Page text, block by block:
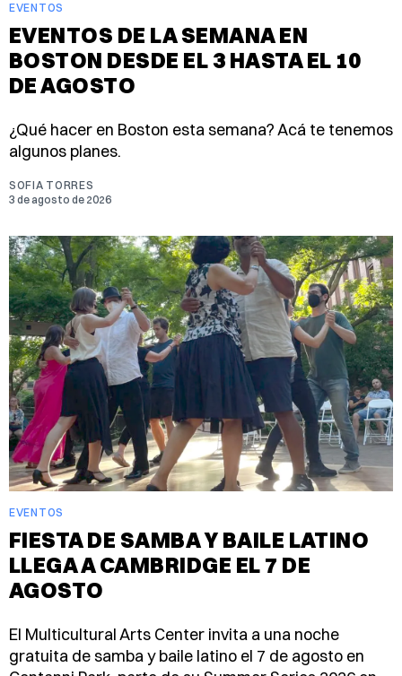
EVENTOS
EVENTOS DE LA SEMANA EN
BOSTON DESDE EL 3 HASTA EL 10
DE AGOSTO
¿Qué hacer en Boston esta semana? Acá te tenemos
algunos planes.
SOFIA TORRES
3 de agosto de 2026
EVENTOS
FIESTA DE SAMBA Y BAILE LATINO
LLEGA A CAMBRIDGE EL 7 DE
AGOSTO
El Multicultural Arts Center invita a una noche
gratuita de samba y baile latino el 7 de agosto en